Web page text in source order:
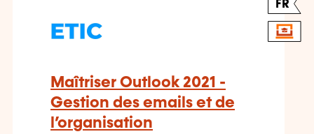
FR
Maîtriser Outlook 2021 -
Gestion des emails et de
l’organisation